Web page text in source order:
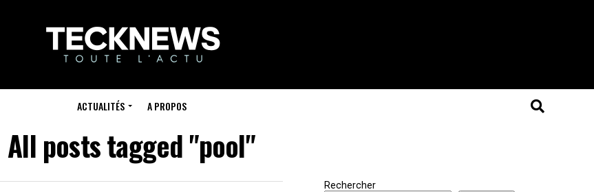
ACTUALITÉS A PROPOS
All posts tagged "pool"
Rechercher